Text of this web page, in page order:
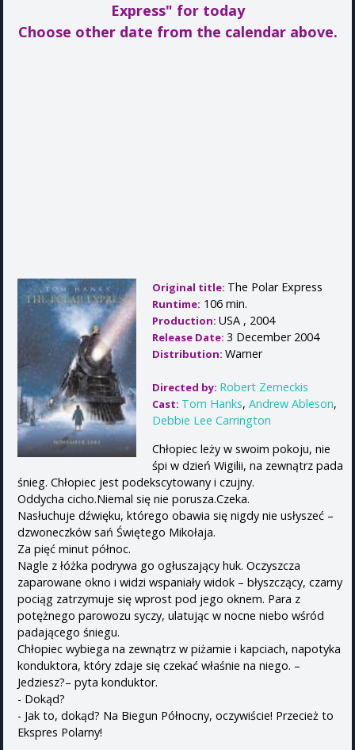
Express" for today
Choose other date from the calendar above.
Original title: The Polar Express
Runtime: 106 min.
Production: USA , 2004
Release Date: 3 December 2004
Distribution: Warner
Directed by: Robert Zemeckis
Cast: Tom Hanks, Andrew Ableson,
Debbie Lee Carrington
Chłopiec leży w swoim pokoju, nie
śpi w dzień Wigilii, na zewnątrz pada
śnieg. Chłopiec jest podekscytowany i czujny.
Oddycha cicho.Niemal się nie porusza.Czeka.
Nasłuchuje dźwięku, którego obawia się nigdy nie usłyszeć –
dzwoneczków sań Świętego Mikołaja.
Za pięć minut północ.
Nagle z łóżka podrywa go ogłuszający huk. Oczyszcza
zaparowane okno i widzi wspaniały widok – błyszczący, czarny
pociąg zatrzymuje się wprost pod jego oknem. Para z
potężnego parowozu syczy, ulatując w nocne niebo wśród
padającego śniegu.
Chłopiec wybiega na zewnątrz w piżamie i kapciach, napotyka
konduktora, który zdaje się czekać właśnie na niego. –
Jedziesz?– pyta konduktor.
- Dokąd?
- Jak to, dokąd? Na Biegun Północny, oczywiście! Przecież to
Ekspres Polarny!